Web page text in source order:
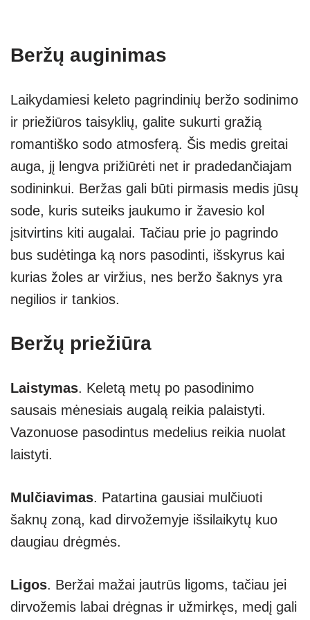
Beržų auginimas
Laikydamiesi keleto pagrindinių beržo sodinimo
ir priežiūros taisyklių, galite sukurti gražią
romantiško sodo atmosferą. Šis medis greitai
auga, jį lengva prižiūrėti net ir pradedančiajam
sodininkui. Beržas gali būti pirmasis medis jūsų
sode, kuris suteiks jaukumo ir žavesio kol
įsitvirtins kiti augalai. Tačiau prie jo pagrindo
bus sudėtinga ką nors pasodinti, išskyrus kai
kurias žoles ar viržius, nes beržo šaknys yra
negilios ir tankios.
Beržų priežiūra
Laistymas. Keletą metų po pasodinimo
sausais mėnesiais augalą reikia palaistyti.
Vazonuose pasodintus medelius reikia nuolat
laistyti.
Mulčiavimas. Patartina gausiai mulčiuoti
šaknų zoną, kad dirvožemyje išsilaikytų kuo
daugiau drėgmės.
Ligos. Beržai mažai jautrūs ligoms, tačiau jei
dirvožemis labai drėgnas ir užmirkęs, medį gali